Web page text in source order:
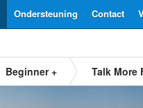
Contact
Ondersteuning
Beginner + Talk More